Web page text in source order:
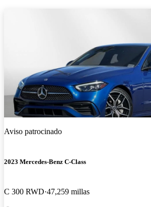
Aviso patrocinado
2023 Mercedes-Benz C-Class
C 300 RWD 47,259 millas